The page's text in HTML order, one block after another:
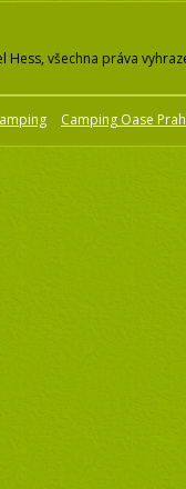
Hess, všechna práva
Camping Oase